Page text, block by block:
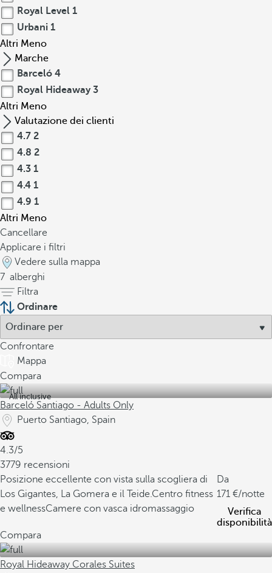
Royal Level 1
Urbani 1
Altri Meno
Marche
Barceló 4
Royal Hideaway 3
Altri Meno
Valutazione dei clienti
4.7 2
4.8 2
4.3 1
4.4 1
4.9 1
Altri Meno
Cancellare
Applicare i filtri
Vedere sulla mappa
7 alberghi
Filtra
Ordinare
Confrontare
Mappa
Compara
All inclusive
Barceló Santiago - Adults Only
Puerto Santiago, Spain
4.3/5
3779 recensioni
Posizione eccellente con vista sulla scogliera di
Los Gigantes, La Gomera e il Teide.Centro fitness
e wellnessCamere con vasca idromassaggio
Da
171
/notte
Verifica
disponibilità
Compara
Royal Hideaway Corales Suites